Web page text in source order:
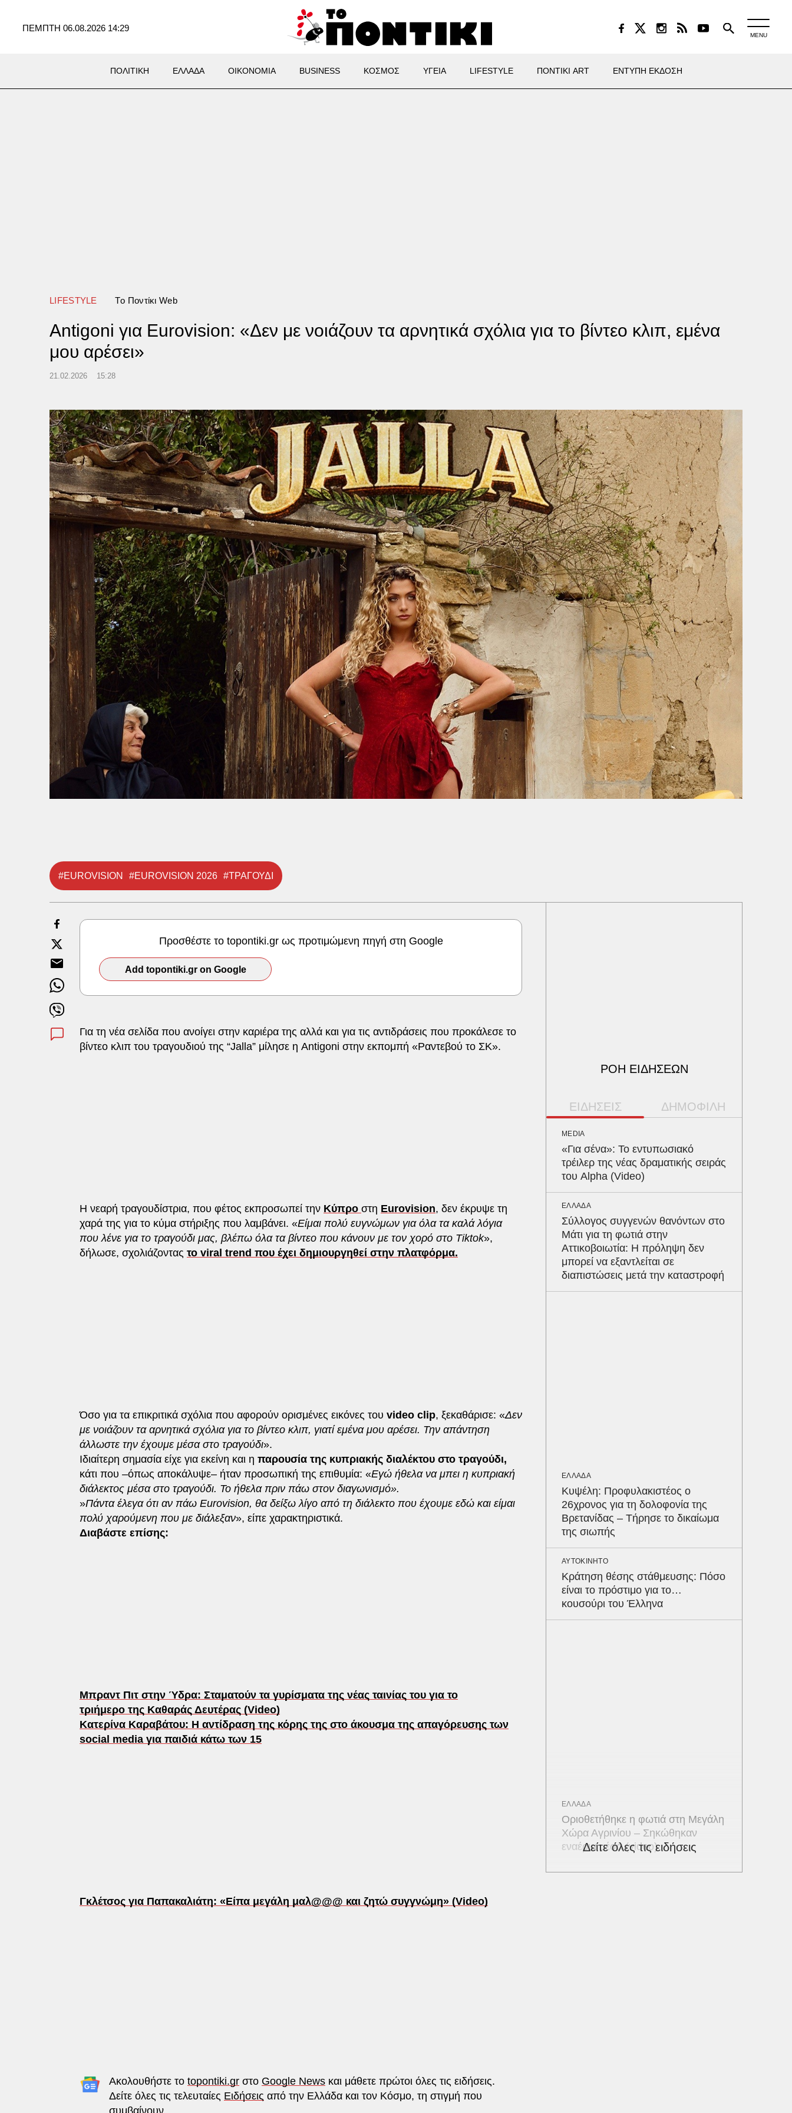
ΠΕΜΠΤΗ 06.08.2026 14:29
MENU
ΠΟΛΙΤΙΚΗ ΕΛΛΑΔΑ ΟΙΚΟΝΟΜΙΑ BUSINESS ΚΟΣΜΟΣ ΥΓΕΙΑ LIFESTYLE ΠΟΝΤΙΚΙ ART ΕΝΤΥΠΗ ΕΚΔΟΣΗ
LIFESTYLE Tο Ποντίκι Web
Antigoni για Eurovision: «Δεν με νοιάζουν τα αρνητικά σχόλια για το βίντεο κλιπ, εμένα
μου αρέσει»
21.02.2026 15:28
#EUROVISION #EUROVISION 2026 #ΤΡΑΓΟΥΔΙ
Προσθέστε το topontiki.gr ως προτιμώμενη πηγή στη Google
Add topontiki.gr on Google
Για τη νέα σελίδα που ανοίγει στην καριέρα της αλλά και για τις αντιδράσεις που προκάλεσε το
βίντεο κλιπ του τραγουδιού της “Jalla” μίλησε η Antigoni στην εκπομπή «Ραντεβού το ΣΚ».
Η νεαρή τραγουδίστρια, που φέτος εκπροσωπεί την Κύπρο στη Eurovision, δεν έκρυψε τη
χαρά της για το κύμα στήριξης που λαμβάνει. «Είμαι πολύ ευγνώμων για όλα τα καλά λόγια
που λένε για το τραγούδι μας, βλέπω όλα τα βίντεο που κάνουν με τον χορό στο Tiktok»,
δήλωσε, σχολιάζοντας το viral trend που έχει δημιουργηθεί στην πλατφόρμα.
Όσο για τα επικριτικά σχόλια που αφορούν ορισμένες εικόνες του video clip, ξεκαθάρισε: «Δεν
με νοιάζουν τα αρνητικά σχόλια για το βίντεο κλιπ, γιατί εμένα μου αρέσει. Την απάντηση
άλλωστε την έχουμε μέσα στο τραγούδι».
Ιδιαίτερη σημασία είχε για εκείνη και η παρουσία της κυπριακής διαλέκτου στο τραγούδι,
κάτι που –όπως αποκάλυψε– ήταν προσωπική της επιθυμία: «Εγώ ήθελα να μπει η κυπριακή
διάλεκτος μέσα στο τραγούδι. Το ήθελα πριν πάω στον διαγωνισμό».
»Πάντα έλεγα ότι αν πάω Eurovision, θα δείξω λίγο από τη διάλεκτο που έχουμε εδώ και είμαι
πολύ χαρούμενη που με διάλεξαν», είπε χαρακτηριστικά.
Διαβάστε επίσης:
Μπραντ Πιτ στην Ύδρα: Σταματούν τα γυρίσματα της νέας ταινίας του για το
τριήμερο της Καθαράς Δευτέρας (Video)
Κατερίνα Καραβάτου: Η αντίδραση της κόρης της στο άκουσμα της απαγόρευσης των
social media για παιδιά κάτω των 15
Γκλέτσος για Παπακαλιάτη: «Είπα μεγάλη μαλ@@@ και ζητώ συγγνώμη» (Video)
Ακολουθήστε το topontiki.gr στο Google News και μάθετε πρώτοι όλες τις ειδήσεις.
Δείτε όλες τις τελευταίες Ειδήσεις από την Ελλάδα και τον Κόσμο, τη στιγμή που
συμβαίνουν.
ΡΟΗ ΕΙΔΗΣΕΩΝ
ΕΙΔΗΣΕΙΣ ΔΗΜΟΦΙΛΗ
MEDIA
«Για σένα»: Το εντυπωσιακό
τρέιλερ της νέας δραματικής σειράς
του Alpha (Video)
ΕΛΛΑΔΑ
Σύλλογος συγγενών θανόντων στο
Μάτι για τη φωτιά στην
Αττικοβοιωτία: Η πρόληψη δεν
μπορεί να εξαντλείται σε
διαπιστώσεις μετά την καταστροφή
ΕΛΛΑΔΑ
Κυψέλη: Προφυλακιστέος ο
26χρονος για τη δολοφονία της
Βρετανίδας – Τήρησε το δικαίωμα
της σιωπής
ΑΥΤΟΚΙΝΗΤΟ
Κράτηση θέσης στάθμευσης: Πόσο
είναι το πρόστιμο για το…
κουσούρι του Έλληνα
ΕΛΛΑΔΑ
Οριοθετήθηκε η φωτιά στη Μεγάλη
Χώρα Αγρινίου – Σηκώθηκαν
εναέρια μέσα (video)
Δείτε όλες τις ειδήσεις